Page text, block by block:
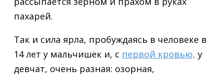
пахарей.
Так и сила ярла, пробуждаясь в человеке в
14 лет у мальчишек и, с первой кровью, у
девчат, очень разная: озорная,